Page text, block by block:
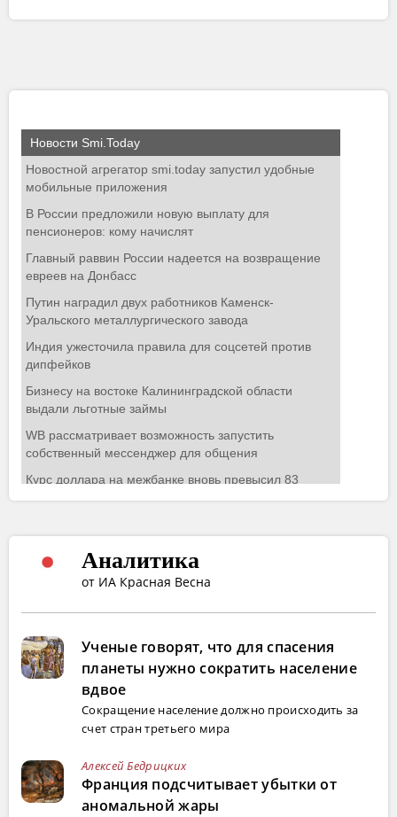
Аналитика
от ИА Красная Весна
Ученые говорят, что для спасения
планеты нужно сократить население
вдвое
Сокращение население должно происходить за
счет стран третьего мира
Алексей Бедрицких
Франция подсчитывает убытки от
аномальной жары